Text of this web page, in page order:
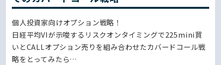
個人投資家向けオプション戦略！
日経平均VIが示唆するリスクオンタイミングで225mini買
いとCALLオプション売りを組み合わせたカバードコール戦
略をとってみたら…